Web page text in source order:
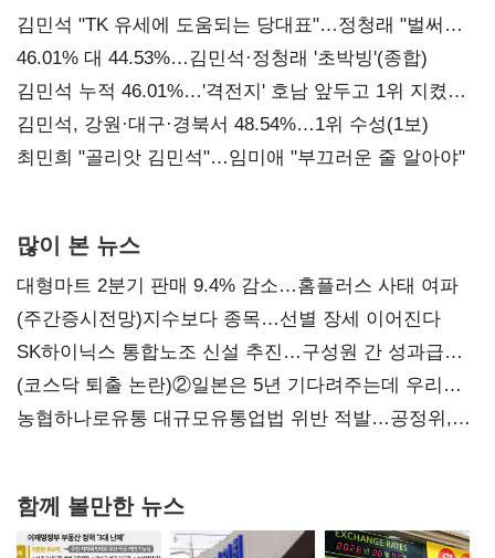
김민석 "TK 유세에 도움되는 당대표"…정청래 "벌써
대표된 양 당직 배분"
46.01% 대 44.53%…김민석·정청래 '초박빙'(종합)
김민석 누적 46.01%…'격전지' 호남 앞두고 1위 지켰다
(2보)
김민석, 강원·대구·경북서 48.54%…1위 수성(1보)
최민희 "골리앗 김민석"…임미애 "부끄러운 줄 알아야"
많이 본 뉴스
대형마트 2분기 판매 9.4% 감소…홈플러스 사태 여파
(주간증시전망)지수보다 종목…선별 장세 이어진다
SK하이닉스 통합노조 신설 추진…구성원 간 성과급
불만 확산
(코스닥 퇴출 논란)②일본은 5년 기다려주는데 우리는
당장 퇴출?…시간만으론 부족한 코스닥 구하기
농협하나로유통 대규모유통업법 위반 적발…공정위,
함께 볼만한 뉴스